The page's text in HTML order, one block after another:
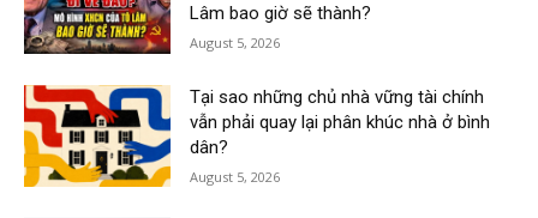
Lâm bao giờ sẽ thành?
August 5, 2026
Tại sao những chủ nhà vững tài chính
vẫn phải quay lại phân khúc nhà ở bình
dân?
August 5, 2026